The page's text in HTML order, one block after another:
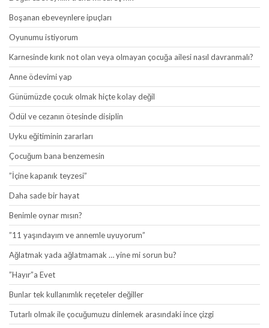
Boşanan ebeveynlere ipuçları
Oyunumu istiyorum
Karnesinde kırık not olan veya olmayan çocuğa ailesi nasıl davranmalı?
Anne ödevimi yap
Günümüzde çocuk olmak hiçte kolay değil
Ödül ve cezanın ötesinde disiplin
Uyku eğitiminin zararları
Çocuğum bana benzemesin
”İçine kapanık teyzesi”
Daha sade bir hayat
Benimle oynar mısın?
”11 yaşındayım ve annemle uyuyorum”
Ağlatmak yada ağlatmamak … yine mi sorun bu?
”Hayır”a Evet
Bunlar tek kullanımlık reçeteler değiller
Tutarlı olmak ile çocuğumuzu dinlemek arasındaki ince çizgi